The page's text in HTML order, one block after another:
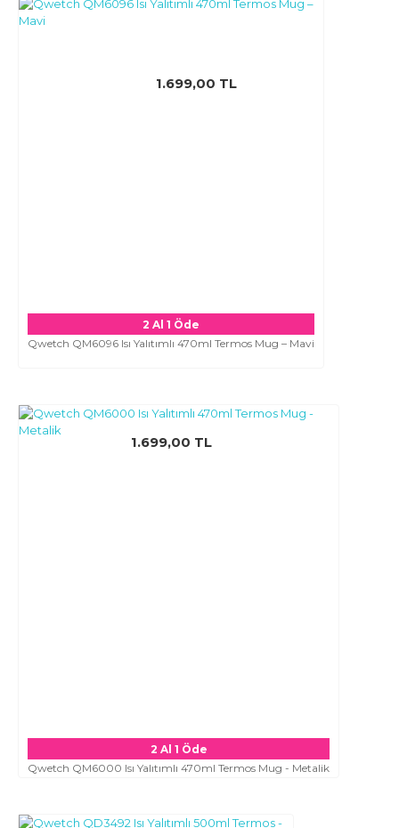
1.699,00 TL
2 Al 1 Öde
Qwetch QM6096 Isı Yalıtımlı 470ml Termos Mug – Mavi
1.699,00 TL
2 Al 1 Öde
Qwetch QM6000 Isı Yalıtımlı 470ml Termos Mug - Metalik